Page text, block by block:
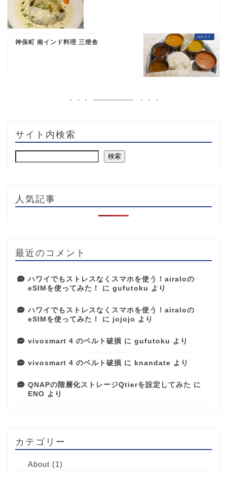
神保町 南インド料理 三燈舎
サイト内検索
検索
人気記事
最近のコメント
ハワイでもストレスなくスマホを使う！airaloの
eSIMを使ってみた！
に gufutoku より
ハワイでもストレスなくスマホを使う！airaloの
eSIMを使ってみた！
に jojojo より
vivosmart 4 のベルト破損 に gufutoku より
vivosmart 4 のベルト破損 に knandate より
QNAPの階層化ストレージQtierを設定してみた に
ENO より
カテゴリー
About (1)